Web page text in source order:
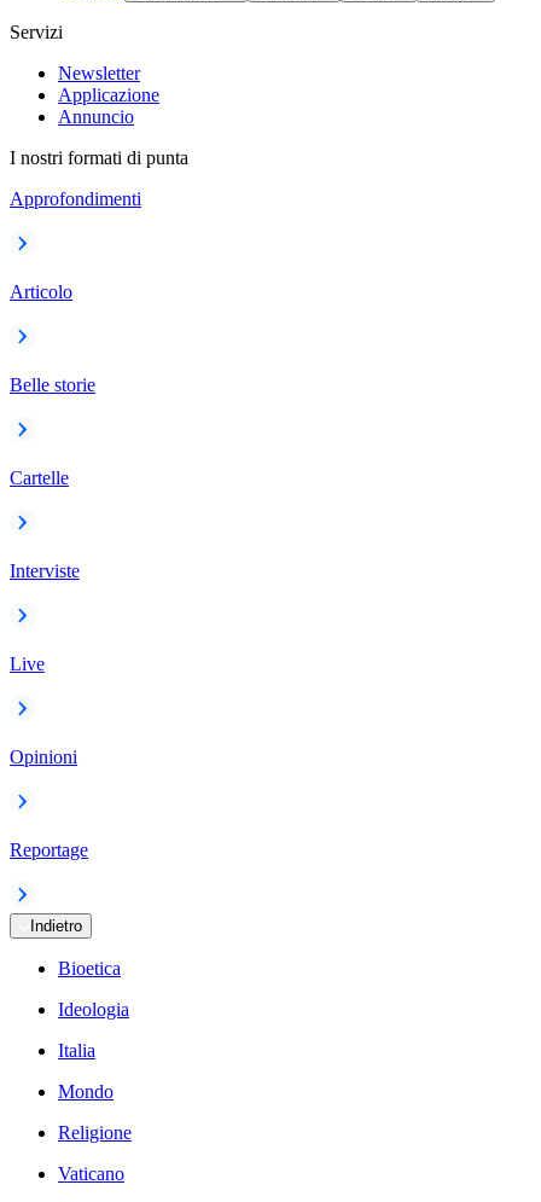
Servizi
Newsletter
Applicazione
Annuncio
I nostri formati di punta
Approfondimenti
Articolo
Belle storie
Cartelle
Interviste
Live
Opinioni
Reportage
Indietro
Bioetica
Ideologia
Italia
Mondo
Religione
Vaticano